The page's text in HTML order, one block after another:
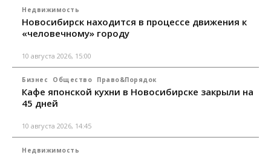
Недвижимость
Новосибирск находится в процессе движения к
«человечному» городу
10 августа 2026, 15:00
Бизнес Общество Право&Порядок
Кафе японской кухни в Новосибирске закрыли на
45 дней
10 августа 2026, 14:45
Недвижимость